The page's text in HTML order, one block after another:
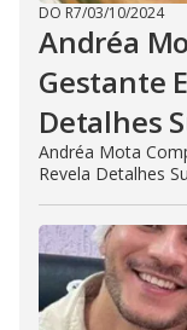
DO R7/03/10/2024
Andréa
Gestante
Detalhes
Andréa Mota
Revela Detalhes